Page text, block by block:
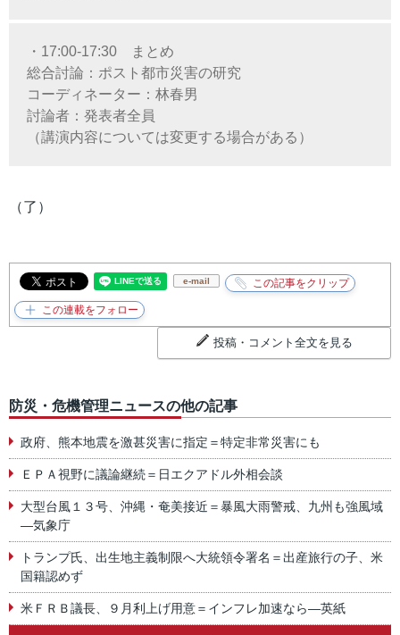
・17:00-17:30 まとめ
総合討論：ポスト都市災害の研究
コーディネーター：林春男
討論者：発表者全員
（講演内容については変更する場合がある）
（了）
e-mail
投稿・コメント全文を見る
防災・危機管理ニュースの他の記事
政府、熊本地震を激甚災害に指定＝特定非常災害にも
ＥＰＡ視野に議論継続＝日エクアドル外相会談
大型台風１３号、沖縄・奄美接近＝暴風大雨警戒、九州も強風域
―気象庁
トランプ氏、出生地主義制限へ大統領令署名＝出産旅行の子、米
国籍認めず
米ＦＲＢ議長、９月利上げ用意＝インフレ加速なら―英紙